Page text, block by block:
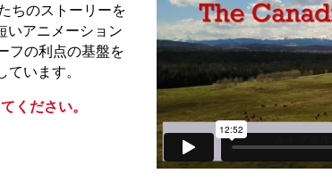
ちのストーリーを
いアニメーション
フの利点の基盤を
います。
ください。